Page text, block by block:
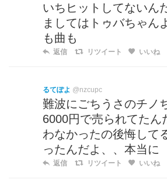
いちヒットしてないん
ましてはトゥバちゃん
も曲も
返信 リツイート いいね
るてぽよ @nzcupc
難波にごちうさのチノ
6000円で売られてたん
わなかったの後悔して
ったんだよ、、本当に
返信 リツイート いいね